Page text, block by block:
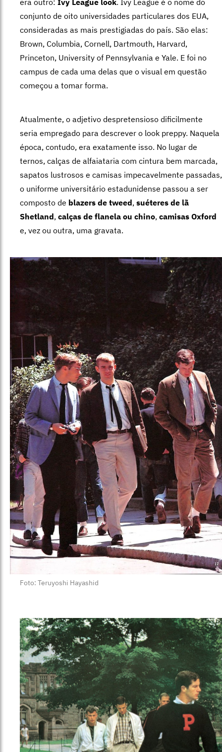
era outro: Ivy League look. Ivy League é o nome do
conjunto de oito universidades particulares dos EUA,
consideradas as mais prestigiadas do país. São elas:
Brown, Columbia, Cornell, Dartmouth, Harvard,
Princeton, University of Pennsylvania e Yale. E foi no
campus de cada uma delas que o visual em questão
começou a tomar forma.
Atualmente, o adjetivo despretensioso dificilmente
seria empregado para descrever o look preppy. Naquela
época, contudo, era exatamente isso. No lugar de
ternos, calças de alfaiataria com cintura bem marcada,
sapatos lustrosos e camisas impecavelmente passadas,
o uniforme universitário estadunidense passou a ser
composto de blazers de tweed, suéteres de lã
Shetland, calças de flanela ou chino, camisas Oxford
e, vez ou outra, uma gravata.
Foto: Teruyoshi Hayashid